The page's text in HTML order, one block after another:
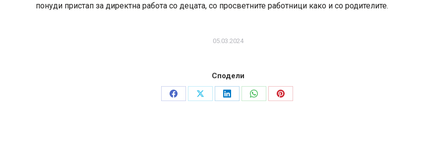
понуди пристап за директна работа со децата, со просветните работници како и со родителите.
05.03.2024
Сподели
Share
Share
Share
Share
Share